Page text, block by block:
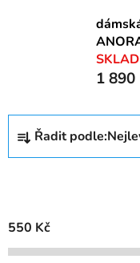
1 890
Ř
z
í
p
Řadit podle:
550 Kč